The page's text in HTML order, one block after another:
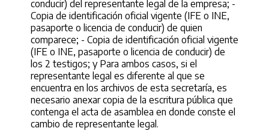
conducir) del representante legal de la empresa; -
Copia de identificación oficial vigente (IFE o INE,
pasaporte o licencia de conducir) de quien
comparece; - Copia de identificación oficial vigente
(IFE o INE, pasaporte o licencia de conducir) de
los 2 testigos; y Para ambos casos, si el
representante legal es diferente al que se
encuentra en los archivos de esta secretaría, es
necesario anexar copia de la escritura pública que
contenga el acta de asamblea en donde conste el
cambio de representante legal.